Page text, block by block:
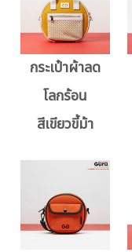
กระเป๋าผ้าลด
โลกร้อน
สีเขียวขี้ม้า